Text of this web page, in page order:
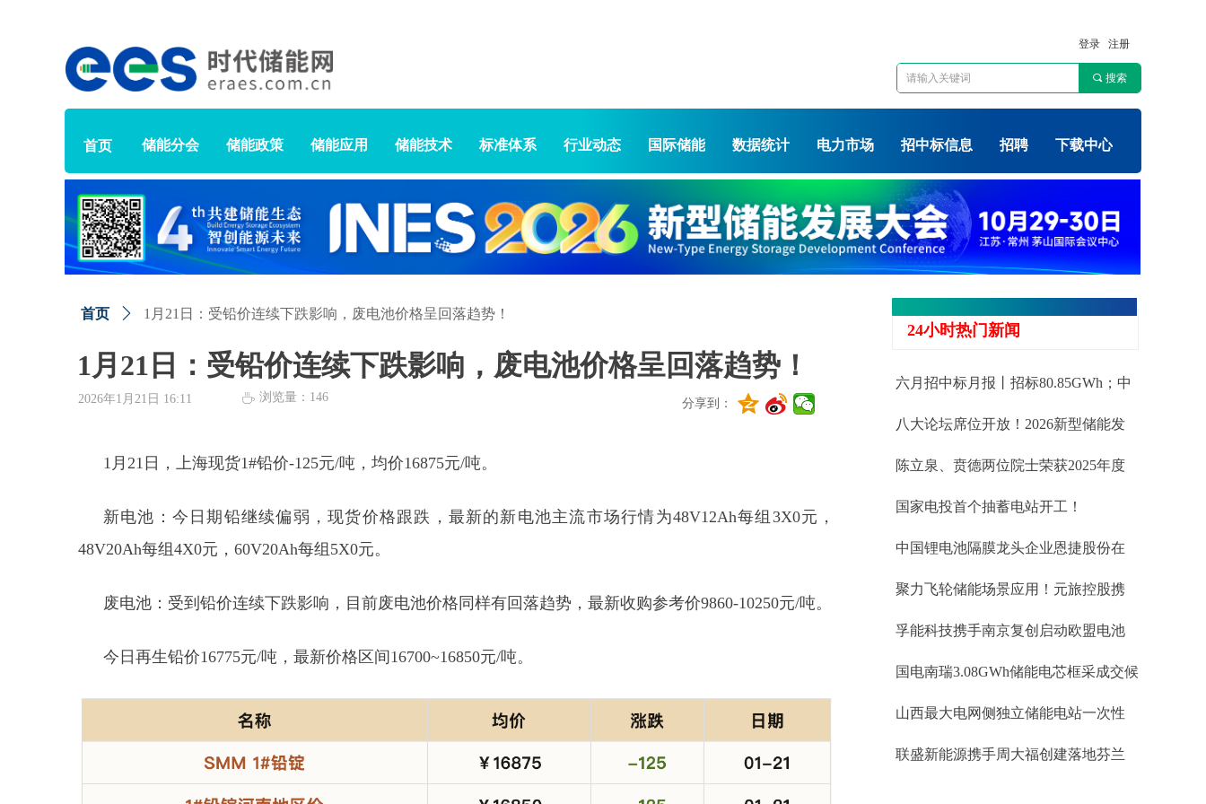
끠 搜索
登录 注册
储能分会 储能政策 储能应用 储能技术 标准体系 行业动态 国际储能 数据统计 电力市场 招中标信息 招聘 下载中心
首页
1月21日：受铅价连续下跌影响，废电池价格呈回落趋势！
首页 ꄲ 1月21日：受铅价连续下跌影响，废电池价格呈回落趋势！
1月21日，上海现货1#铅价-125元/吨，均价16875元/吨。
新电池：今日期铅继续偏弱，现货价格跟跌，最新的新电池主流市场行情为48V12Ah每组3X0元，
48V20Ah每组4X0元，60V20Ah每组5X0元。
废电池：受到铅价连续下跌影响，目前废电池价格同样有回落趋势，最新收购参考价9860-10250元/吨。
今日再生铅价16775元/吨，最新价格区间16700~16850元/吨。
2026年1月21日 16:11 ꄘ 浏览量： 146 分享到：
六月招中标月报丨招标80.85GWh；中
1.019元/Wh；储能系统0.764元/Wh
八大论坛席位开放！2026新型储能发
陈立泉、贲德两位院士荣获2025年度
国家电投首个抽蓄电站开工！
中国锂电池隔膜龙头企业恩捷股份在
聚力飞轮储能场景应用！元旅控股携
场
孚能科技携手南京复创启动欧盟电池
国电南瑞3.08GWh储能电芯框采成交候
山西最大电网侧独立储能电站一次性
引擎
联盛新能源携手周大福创建落地芬兰
24小时热门新闻